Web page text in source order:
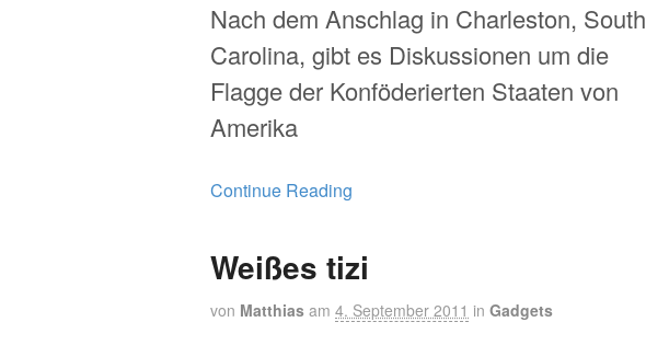
Nach dem Anschlag in Charleston, South
Carolina, gibt es Diskussionen um die
Flagge der Konföderierten Staaten von
Amerika
Continue Reading
Weißes tizi
von Matthias am 4. September 2011 in Gadgets